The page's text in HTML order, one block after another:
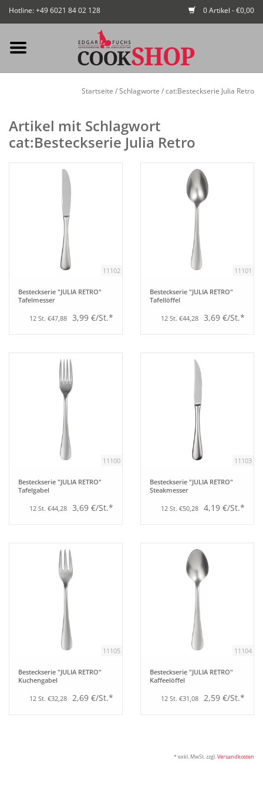
Hotline: +49 6021 84 02 128 0 Artikel - €0,00
Startseite
NEU
Bar
Berufsbekleidung
Technik
Startseite /Schlagworte /cat:Besteckserie Julia Retro
Artikel mit Schlagwort
cat:Besteckserie Julia Retro
11102
Besteckserie "JULIA RETRO"
Tafelmesser
12 St. €47,88 3,99 €/St.*
11101
Besteckserie "JULIA RETRO"
Tafellöffel
12 St. €44,28 3,69 €/St.*
11100
Besteckserie "JULIA RETRO"
Tafelgabel
12 St. €44,28 3,69 €/St.*
11103
Besteckserie "JULIA RETRO"
Steakmesser
12 St. €50,28 4,19 €/St.*
11105
Besteckserie "JULIA RETRO"
Kuchengabel
12 St. €32,28 2,69 €/St.*
11104
Besteckserie "JULIA RETRO"
Kaffeelöffel
12 St. €31,08 2,59 €/St.*
* exkl. MwSt. zzgl.Versandkosten